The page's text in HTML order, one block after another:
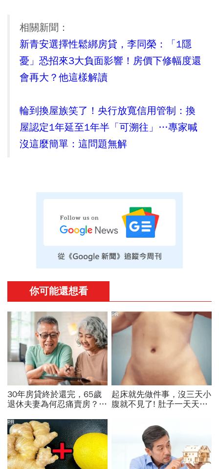
相關新聞：
新青安選擇性鬆綁房貸，李同榮：「1隱
憂」恐招來3大負面影響！房價下修幅度還
會再大？他這樣解讀
輪到換屋族笑了！央行放寬信用管制：換
屋認定1年延至1年半「可溯往」…專家喊
沒這麼簡單：這問題無解